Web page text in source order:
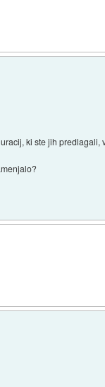
ki ste jih predlagali,